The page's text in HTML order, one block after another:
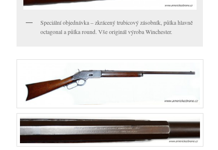
Speciální objednávka – zkrácený trubicový zásobník, půlka hlavně
octagonal a půlka round. Vše originál výroba Winchester.